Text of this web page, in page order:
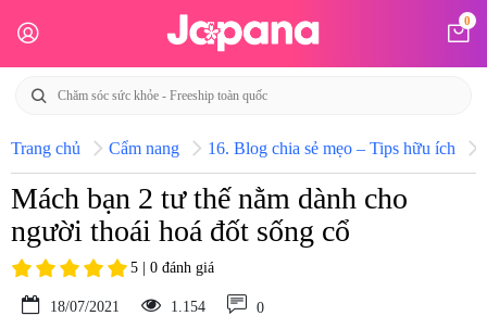
0
Trang chủ Cẩm nang 16. Blog chia sẻ mẹo – Tips hữu ích
Mách bạn 2 tư thế nằm dành cho
người thoái hoá đốt sống cổ
5 | 0 đánh giá
18/07/2021 1.154 0